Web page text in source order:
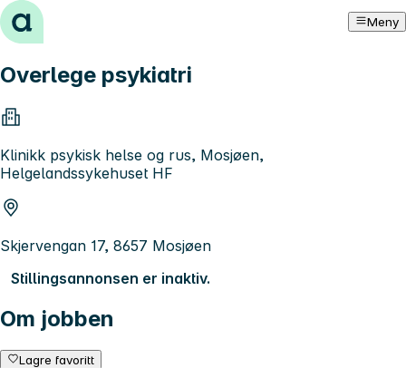
Hopp til innhold Meny
Overlege psykiatri
Klinikk psykisk helse og rus, Mosjøen,
Helgelandssykehuset HF
Skjervengan 17, 8657 Mosjøen
Stillingsannonsen er inaktiv.
Om jobben
Lagre favoritt